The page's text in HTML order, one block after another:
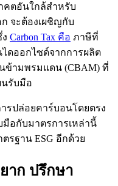
ตอันใกล้สำหรับ
จะต้องเผชิญกับ
Carbon Tax คือ ภาษีที่
ดออกไซด์จากการผลิต
ข้ามพรมแดน (CBAM) ที่
นรับมือ
รปล่อยคาร์บอนโดยตรง
อกับมาตรการเหล่านี้
รฐาน ESG อีกด้วย
าก ปรึกษา